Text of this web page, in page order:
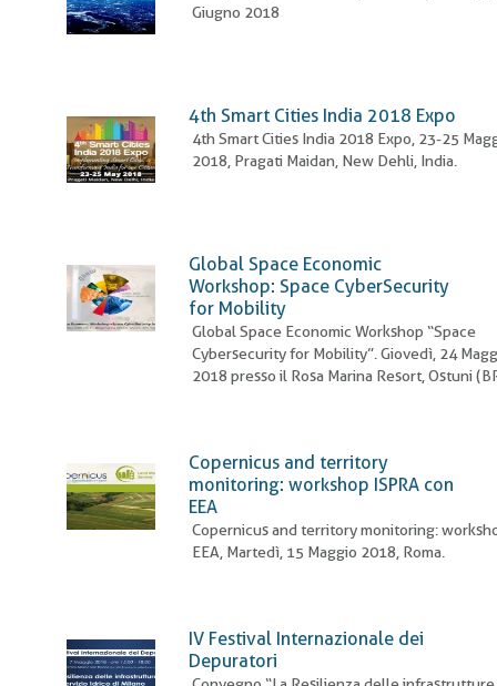
Giugno 2018
4th Smart Cities India 2018 Expo
4th Smart Cities India 2018 Expo, 23-25
2018, Pragati Maidan, New Dehli, India.
Global Space Economic
Workshop: Space CyberSecurity
for Mobility
Global Space Economic Workshop “Space
Cybersecurity for Mobility”. Giovedì, 24
2018 presso il Rosa Marina Resort, Ostuni
Copernicus and territory
monitoring: workshop ISPRA con
EEA
Copernicus and territory monitoring:
EEA, Martedì, 15 Maggio 2018, Roma.
IV Festival Internazionale dei
Depuratori